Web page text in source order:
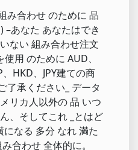
み合わせ のために 品
–あなた あなたはでき
ない 組み合わせ注文
用 のために AUD、
HKD、JPY建ての商
了承ください_ データ
リカ人以外の 品 いつ
、そしてこれ _とはど
になる 多分 なれ 満た
合わせ 全体的に。